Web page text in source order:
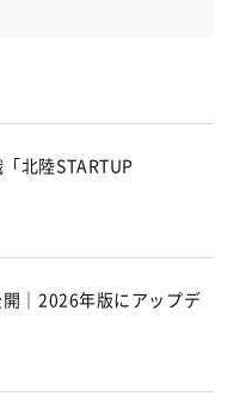
北陸STARTUP
｜2026年版にアップデ